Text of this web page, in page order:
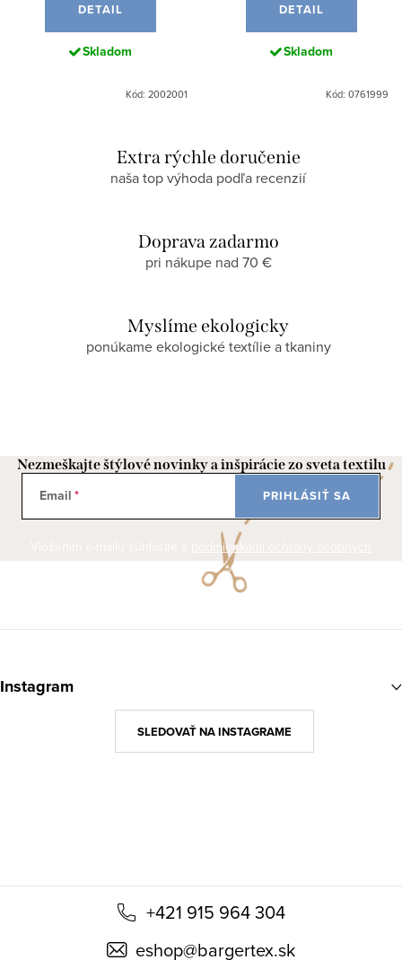
DETAIL
Skladom
Kód: 2002001
DETAIL
Skladom
Kód: 0761999
Extra rýchle doručenie
naša top výhoda podľa recenzií
Doprava zadarmo
pri nákupe nad 70 €
Myslíme ekologicky
ponúkame ekologické textílie a tkaniny
Nezmeškajte štýlové novinky a inšpirácie zo sveta textilu
Email
podmienkami ochrany osobných
údajov
PRIHLÁSIŤ SA
á
+421 915 964 304
eshop@bargertex.sk
Instagram
SLEDOVAŤ NA INSTAGRAME